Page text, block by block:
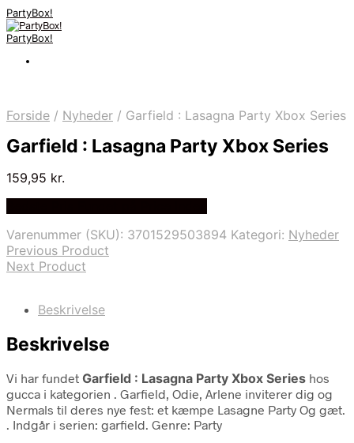
PartyBox!
PartyBox!
Forside / Nyheder / Garfield : Lasagna Party Xbox Series
Garfield : Lasagna Party Xbox Series
159,95 kr.
Varenummer (SKU): 3701529503894 Kategori: Nyheder
Previous Product
Next Product
Beskrivelse
Beskrivelse
Vi har fundet Garfield : Lasagna Party Xbox Series hos
gucca i kategorien . Garfield, Odie, Arlene inviterer dig og
Nermals til deres nye fest: et kæmpe Lasagne Party Og gæt.
. Indgår i serien: garfield. Genre: Party